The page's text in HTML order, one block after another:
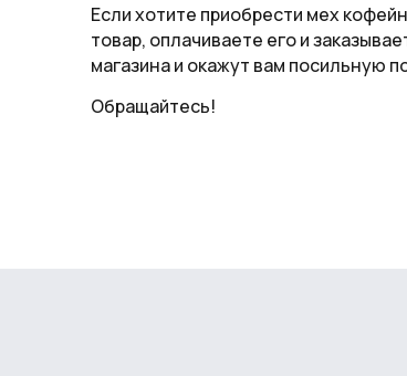
Если хотите приобрести мех
товар, оплачиваете его и
магазина и окажут вам посильную
Обращайтесь!